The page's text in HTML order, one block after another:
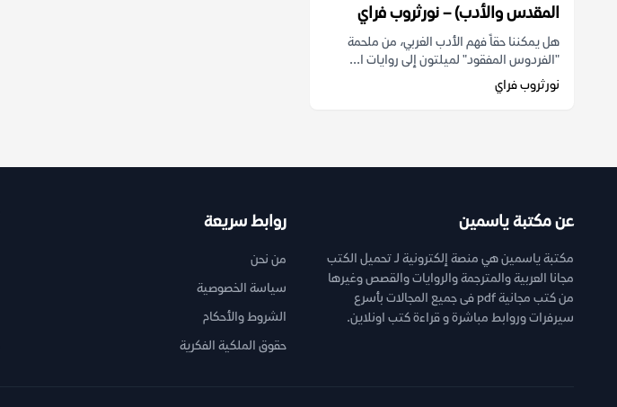
المقدس والأدب) – نورثروب فراي
هل يمكننا حقاً فهم الأدب الغربي، من ملحمة
"الفردوس المفقود" لميلتون إلى روايات ا...
نورثروب فراي
عن مكتبة ياسمين
مكتبة ياسمين هي منصة إلكترونية لـ تحميل الكتب
مجانا العربية والمترجمة والروايات والقصص وغيرها
من كتب مجانية pdf فى جميع المجالات بأسرع
سيرفرات وروابط مباشرة و قراءة كتب اونلاين.
روابط سريعة
من نحن
سياسة الخصوصية
الشروط والأحكام
حقوق الملكية الفكرية